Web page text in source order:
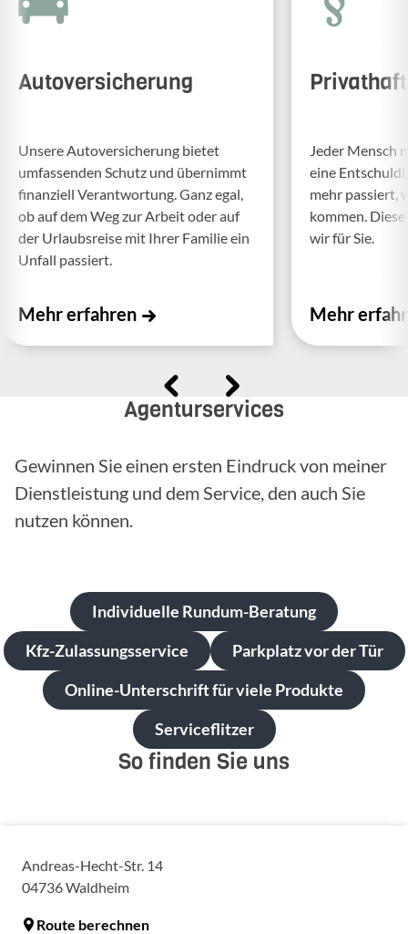
Autoversicherung
Unsere Auto­ver­si­che­rung bietet
umfas­senden Schutz und über­nimmt
finan­ziell Verant­wor­tung. Ganz egal,
ob auf dem Weg zur Arbeit oder auf
der Urlaubs­reise mit Ihrer Familie ein
Unfall passiert.
Mehr erfahren
Jeder Mensch
eine
mehr passiert,
kommen.
wir für Sie.
Mehr
Agenturservices
Gewinnen Sie einen ersten Eindruck von meiner
Dienstleistung und dem Service, den auch Sie
nutzen können.
Individuelle Rundum-Beratung
Kfz-Zulassungsservice
Parkplatz vor der Tür
Online-Unterschrift für viele Produkte
Serviceflitzer
So finden Sie uns
Andreas-Hecht-Str. 14
04736Waldheim
Route berechnen